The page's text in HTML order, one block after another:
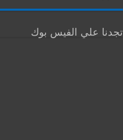
تجدنا علي الفيس بوك